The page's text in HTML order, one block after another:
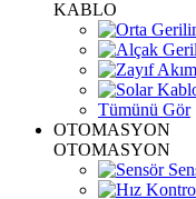
KABLO
Tümünü Gör
OTOMASYON
OTOMASYON